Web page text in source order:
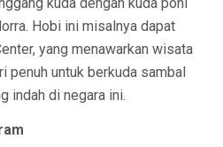
kuda dengan kuda poni
Hobi ini misalnya dapat
yang menawarkan wisata
penuh untuk berkuda sambal
indah di negara ini.